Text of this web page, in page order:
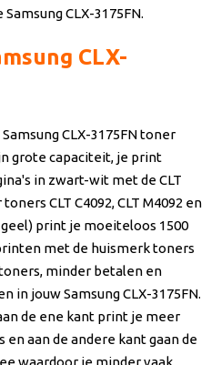
CLX-3175FN.
CLX-
CLX-3175FN toner
grote capaciteit, je print
in zwart-wit met de CLT
CLT C4092, CLT M4092 en
geel) print je moeiteloos 1500
met de huismerk toners
minder betalen en
in jouw Samsung CLX-3175FN.
de ene kant print je meer
aan de andere kant gaan de
waardoor je minder vaak